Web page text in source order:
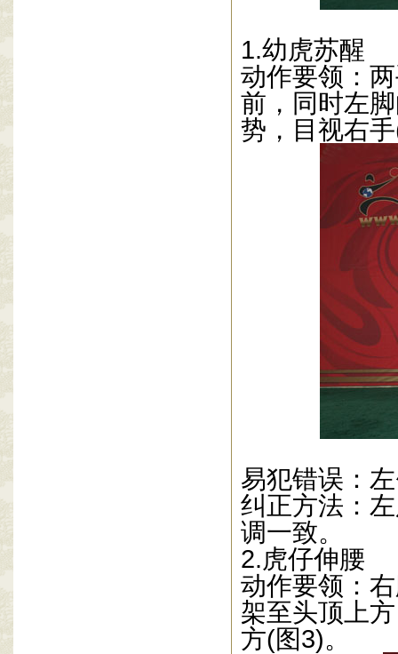
1.幼虎苏醒
动作要领：
前，同时左
势，目视右手
易犯错误：
纠正方法：
调一致。
2.虎仔伸腰
动作要领：
架至头顶上
方(图3)。